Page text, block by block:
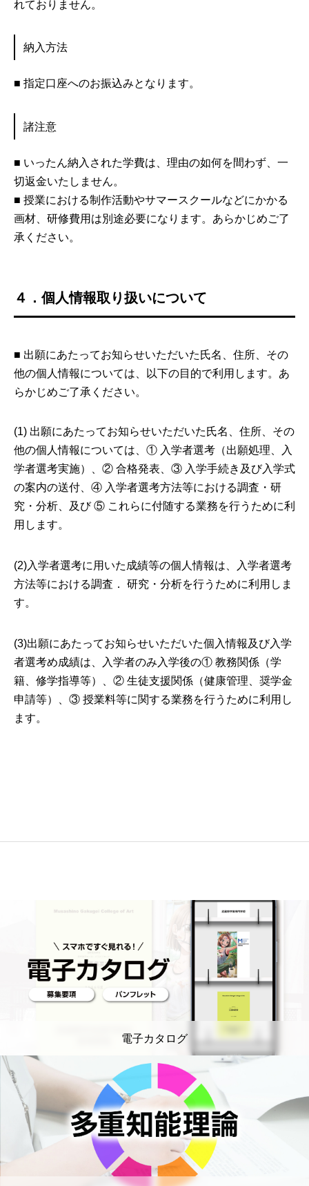
れておりません。
納入方法
■ 指定口座へのお振込みとなります。
諸注意
■ いったん納入された学費は、理由の如何を間わず、一
切返金いたしません。
■ 授業における制作活動やサマースクールなどにかかる
画材、研修費用は別途必要になります。あらかじめご了
承ください。
４．個人情報取り扱いについて
■ 出願にあたってお知らせいただいた氏名、住所、その
他の個人情報については、以下の目的で利用します。あ
らかじめご了承ください。
(1) 出願にあたってお知らせいただいた氏名、住所、その
他の個人情報については、① 入学者選考（出願処理、入
学者選考実施）、② 合格発表、③ 入学手続き及び入学式
の案内の送付、④ 入学者選考方法等における調査・研
究・分析、及び ⑤ これらに付随する業務を行うために利
用します。
(2)入学者選考に用いた成績等の個人情報は、入学者選考
方法等における調査． 研究・分析を行うために利用しま
す。
(3)出願にあたってお知らせいただいた個入情報及び入学
者選考め成績は、入学者のみ入学後の① 教務関係（学
籍、修学指導等）、② 生徒支援関係（健康管理、奨学金
申請等）、③ 授業料等に関する業務を行うために利用し
ます。
電子カタログ